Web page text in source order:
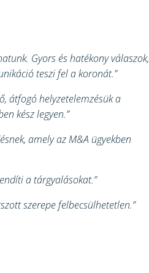
Gyors és hatékony válaszok,
teszi fel a koronát.”
átfogó helyzetelemzésük a
kész legyen.”
amely az M&A ügyekben
a tárgyalásokat.”
szerepe felbecsülhetetlen.”